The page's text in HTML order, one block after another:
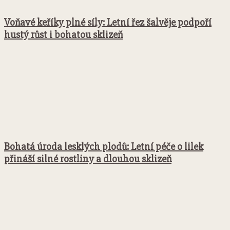
Voňavé keříky plné síly: Letní řez šalvěje podpoří
hustý růst i bohatou sklizeň
Bohatá úroda lesklých plodů: Letní péče o lilek
přináší silné rostliny a dlouhou sklizeň